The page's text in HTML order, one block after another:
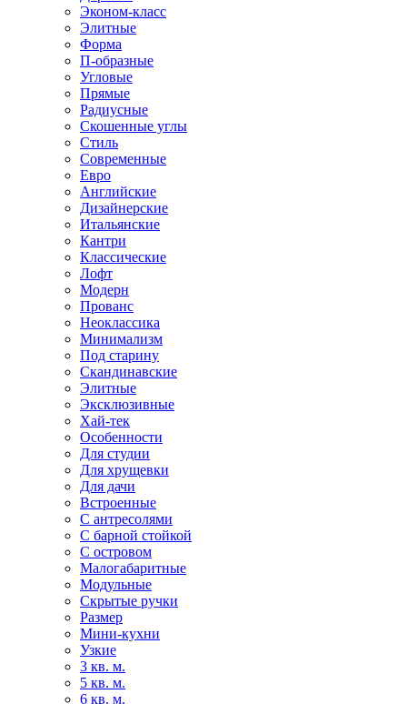
Эконом-класс
Элитные
Форма
П-образные
Угловые
Прямые
Радиусные
Скошенные углы
Стиль
Современные
Евро
Английские
Дизайнерские
Итальянские
Кантри
Классические
Лофт
Модерн
Прованс
Неоклассика
Минимализм
Под старину
Скандинавские
Элитные
Эксклюзивные
Хай-тек
Особенности
Для студии
Для хрущевки
Для дачи
Встроенные
С антресолями
С барной стойкой
С островом
Малогабаритные
Модульные
Скрытые ручки
Размер
Мини-кухни
Узкие
3 кв. м.
5 кв. м.
6 кв. м.